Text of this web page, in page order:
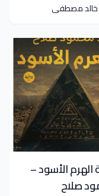
خالد مصطفى
الهرم الأسود –
صلاح